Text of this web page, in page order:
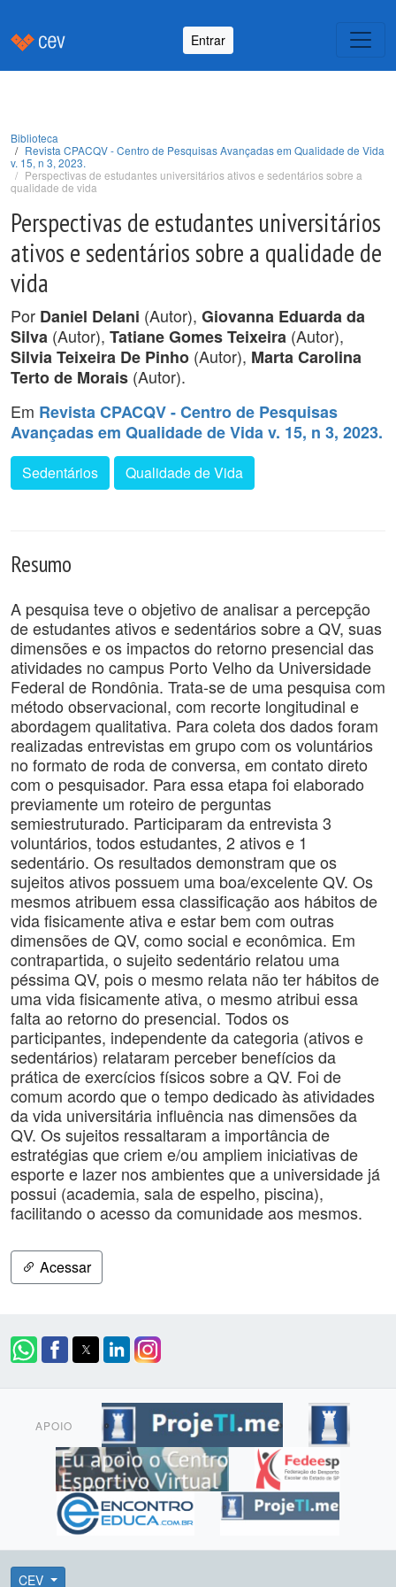
Entrar
Biblioteca
Revista CPACQV - Centro de Pesquisas Avançadas em Qualidade de Vida
v. 15, n 3, 2023.
Perspectivas de estudantes universitários ativos e sedentários sobre a
qualidade de vida
Perspectivas de estudantes universitários
ativos e sedentários sobre a qualidade de
vida
Por Daniel Delani (Autor), Giovanna Eduarda da
Silva (Autor), Tatiane Gomes Teixeira (Autor),
Silvia Teixeira De Pinho (Autor), Marta Carolina
Terto de Morais (Autor).
Em Revista CPACQV - Centro de Pesquisas
Avançadas em Qualidade de Vida v. 15, n 3, 2023.
Sedentários Qualidade de Vida
Resumo
A pesquisa teve o objetivo de analisar a percepção
de estudantes ativos e sedentários sobre a QV, suas
dimensões e os impactos do retorno presencial das
atividades no campus Porto Velho da Universidade
Federal de Rondônia. Trata-se de uma pesquisa com
método observacional, com recorte longitudinal e
abordagem qualitativa. Para coleta dos dados foram
realizadas entrevistas em grupo com os voluntários
no formato de roda de conversa, em contato direto
com o pesquisador. Para essa etapa foi elaborado
previamente um roteiro de perguntas
semiestruturado. Participaram da entrevista 3
voluntários, todos estudantes, 2 ativos e 1
sedentário. Os resultados demonstram que os
sujeitos ativos possuem uma boa/excelente QV. Os
mesmos atribuem essa classificação aos hábitos de
vida fisicamente ativa e estar bem com outras
dimensões de QV, como social e econômica. Em
contrapartida, o sujeito sedentário relatou uma
péssima QV, pois o mesmo relata não ter hábitos de
uma vida fisicamente ativa, o mesmo atribui essa
falta ao retorno do presencial. Todos os
participantes, independente da categoria (ativos e
sedentários) relataram perceber benefícios da
prática de exercícios físicos sobre a QV. Foi de
comum acordo que o tempo dedicado às atividades
da vida universitária influência nas dimensões da
QV. Os sujeitos ressaltaram a importância de
estratégias que criem e/ou ampliem iniciativas de
esporte e lazer nos ambientes que a universidade já
possui (academia, sala de espelho, piscina),
facilitando o acesso da comunidade aos mesmos.
Acessar
APOIO
CEV